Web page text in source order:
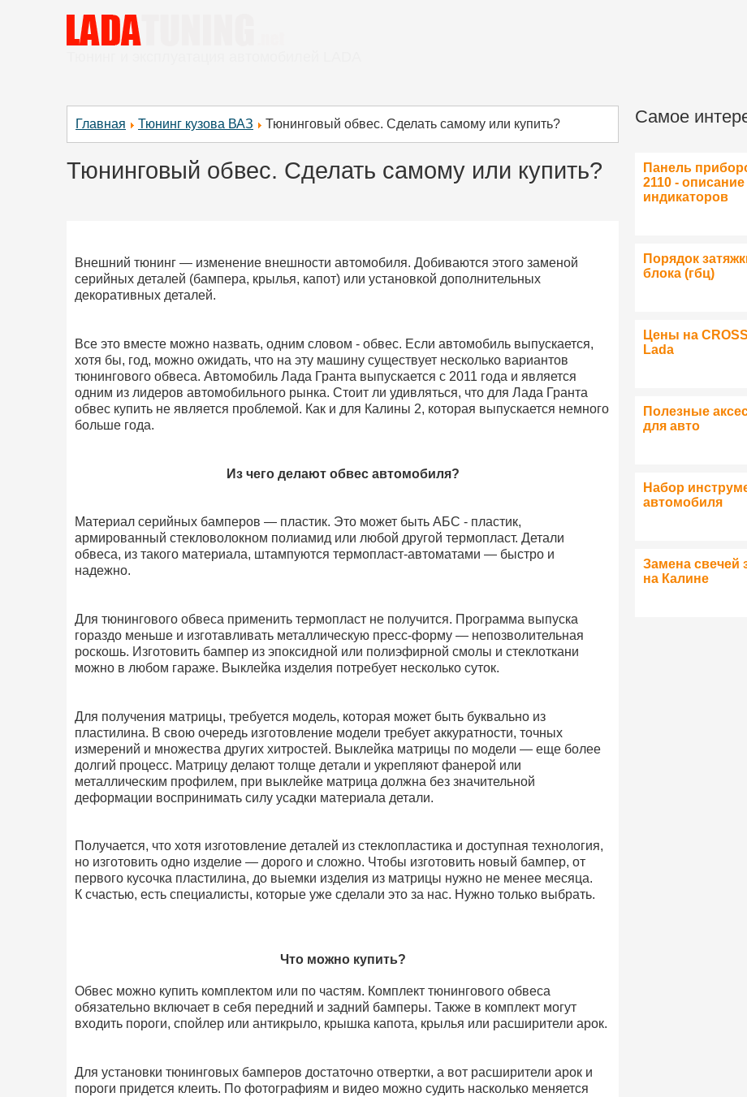
Главная Тюнинг кузова ВАЗ Тюнинговый обвес. Сделать самому или купить?
Тюнинговый обвес. Сделать самому или купить?
Внешний тюнинг — изменение внешности автомобиля. Добиваются этого заменой
серийных деталей (бампера, крылья, капот) или установкой дополнительных
декоративных деталей.
Все это вместе можно назвать, одним словом - обвес. Если автомобиль выпускается,
хотя бы, год, можно ожидать, что на эту машину существует несколько вариантов
тюнингового обвеса. Автомобиль Лада Гранта выпускается с 2011 года и является
одним из лидеров автомобильного рынка. Стоит ли удивляться, что для Лада Гранта
обвес купить не является проблемой. Как и для Калины 2, которая выпускается немного
больше года.
Из чего делают обвес автомобиля?
Материал серийных бамперов — пластик. Это может быть АБС - пластик,
армированный стекловолокном полиамид или любой другой термопласт. Детали
обвеса, из такого материала, штампуются термопласт-автоматами — быстро и
надежно.
Для тюнингового обвеса применить термопласт не получится. Программа выпуска
гораздо меньше и изготавливать металлическую пресс-форму — непозволительная
роскошь. Изготовить бампер из эпоксидной или полиэфирной смолы и стеклоткани
можно в любом гараже. Выклейка изделия потребует несколько суток.
Для получения матрицы, требуется модель, которая может быть буквально из
пластилина. В свою очередь изготовление модели требует аккуратности, точных
измерений и множества других хитростей. Выклейка матрицы по модели — еще более
долгий процесс. Матрицу делают толще детали и укрепляют фанерой или
металлическим профилем, при выклейке матрица должна без значительной
деформации воспринимать силу усадки материала детали.
Получается, что хотя изготовление деталей из стеклопластика и доступная технология,
но изготовить одно изделие — дорого и сложно. Чтобы изготовить новый бампер, от
первого кусочка пластилина, до выемки изделия из матрицы нужно не менее месяца.
К счастью, есть специалисты, которые уже сделали это за нас. Нужно только выбрать.
Что можно купить?
Обвес можно купить комплектом или по частям. Комплект тюнингового обвеса
обязательно включает в себя передний и задний бамперы. Также в комплект могут
входить пороги, спойлер или антикрыло, крышка капота, крылья или расширители арок.
Для установки тюнинговых бамперов достаточно отвертки, а вот расширители арок и
пороги придется клеить. По фотографиям и видео можно судить насколько меняется
Самое
Панель
2110 -
индикаторов
Порядок
блока (гбц)
Цены на
Lada
Полезные
для авто
Набор
автомобиля
Замена свечей
на Калине